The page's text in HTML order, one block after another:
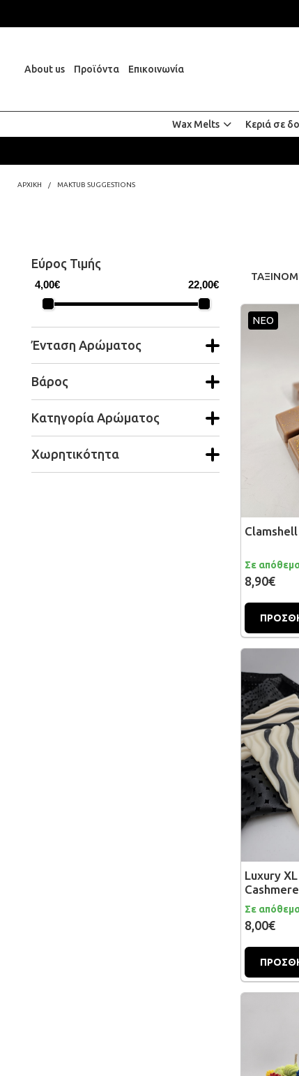
About us Προϊόντα Επικοινωνία
Wax Melts Κεριά σε
ΑΡΧΙΚΗ MAKTUB SUGGESTIONS
Εύρος Τιμής
4,00€ 22,00€
Ένταση Αρώματος
Βάρος
Κατηγορία Αρώματος
Χωρητικότητα
ΝΕΟ
Σε
8,90€
Luxury
Cashmere
Σε
8,00€